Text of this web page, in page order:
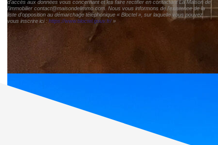
d'accès aux données vous concernant et les faire rectifier en contactant La Maison de
l'immobilier contact@maisondelimmo.com. Nous vous informons de l'existence de la
liste d'opposition au démarchage téléphonique « Bloctel », sur laquelle vous pouvez
vous inscrire ici : https://www.bloctel.gouv.fr/»